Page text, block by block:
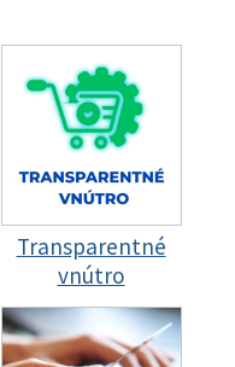
Transparentné
vnútro